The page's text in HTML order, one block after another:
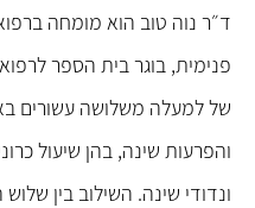
ד״ר נוה טוב הוא מומחה
פנימית, בוגר בית הספר
של למעלה משלושה עשורים
והפרעות שינה, בהן שיעול
ונדודי שינה. השילוב בין